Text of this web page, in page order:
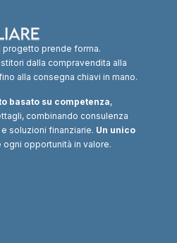
progetto prende forma.
dalla compravendita alla
alla consegna chiavi in mano.
basato su competenza,
combinando consulenza
soluzioni finanziarie. Un unico
ogni opportunità in valore.